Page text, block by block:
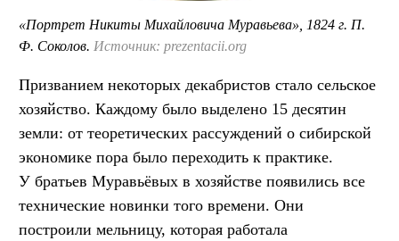
«Портрет Никиты Михайловича Муравьева», 1824 г. П.
Ф. Соколов. Источник: prezentacii.org
Призванием некоторых декабристов стало сельское
хозяйство. Каждому было выделено 15 десятин
земли: от теоретических рассуждений о сибирской
экономике пора было переходить к практике.
У братьев Муравьёвых в хозяйстве появились все
технические новинки того времени. Они
построили мельницу, которая работала